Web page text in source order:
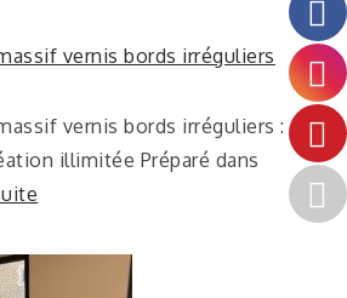
vernis bords irréguliers
vernis bords irréguliers :
illimitée Préparé dans